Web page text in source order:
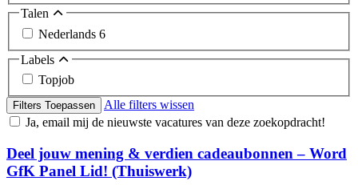
Talen
Nederlands 6
Labels
Topjob
Filters Toepassen
Alle filters wissen
Ja, email mij de nieuwste vacatures van deze zoekopdracht!
Deel jouw mening & verdien cadeaubonnen – Word
GfK Panel Lid! (Thuiswerk)